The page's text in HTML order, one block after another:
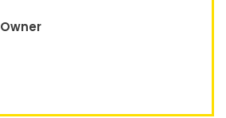
Owner